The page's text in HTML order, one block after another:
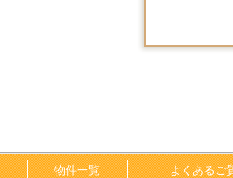
物件一覧 よくあるご